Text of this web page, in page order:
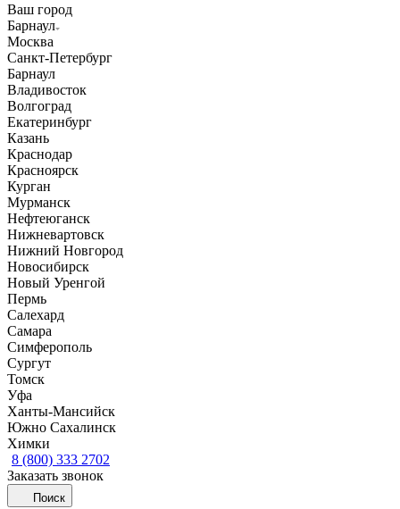
Ваш город
Барнаул
Москва
Санкт-Петербург
Барнаул
Владивосток
Волгоград
Екатеринбург
Казань
Краснодар
Красноярск
Курган
Мурманск
Нефтеюганск
Нижневартовск
Нижний Новгород
Новосибирск
Новый Уренгой
Пермь
Салехард
Самара
Симферополь
Сургут
Томск
Уфа
Ханты-Мансийск
Южно Сахалинск
Химки
8 (800) 333 2702
Заказать звонок
Поиск